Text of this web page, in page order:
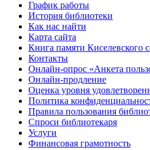
График работы
История библиотеки
Как нас найти
Карта сайта
Книга памяти Киселевского
Контакты
Онлайн-опрос «Анкета
Онлайн-продление
Оценка уровня
Политика
Правила пользования
Спроси библиотекаря
Услуги
Финансовая грамотность